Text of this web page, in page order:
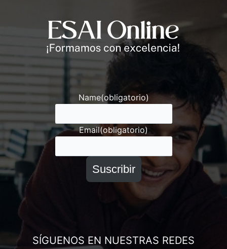
Name(obligatorio)
Email(obligatorio)
Suscribir
SÍGUENOS EN NUESTRAS REDES